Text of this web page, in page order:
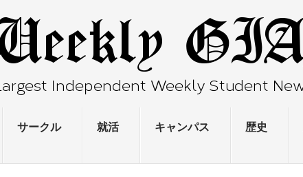
サークル 就活 キャンパス 歴史